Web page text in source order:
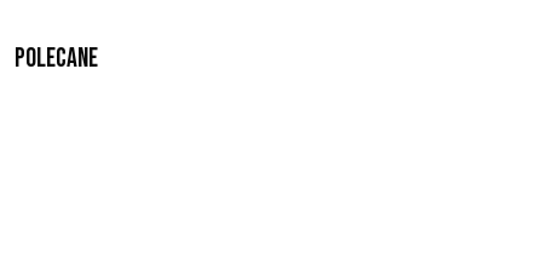
Polecane